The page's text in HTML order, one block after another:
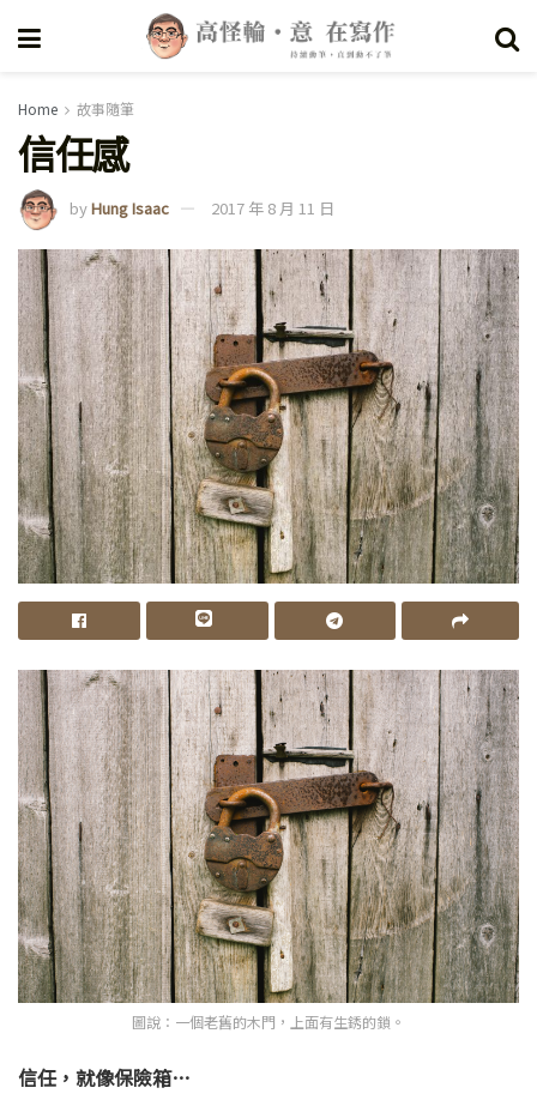
Home 故事隨筆
信任感
byHung Isaac 2017 年 8 月 11 日
圖說：一個老舊的木門，上面有生銹的鎖。
信任，就像保險箱…